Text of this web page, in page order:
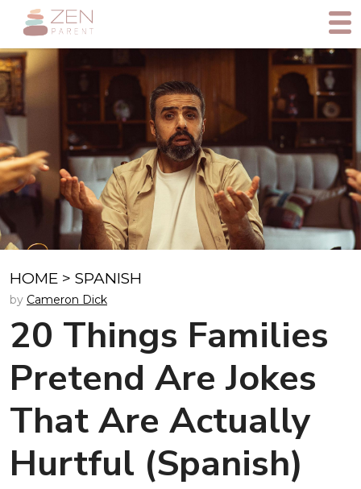
HOME > SPANISH
by Cameron Dick
20 Things Families
Pretend Are Jokes
That Are Actually
Hurtful (Spanish)